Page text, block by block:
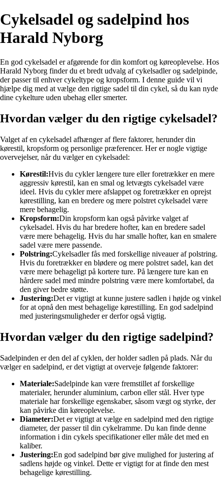
Cykelsadel og sadelpind hos
Harald Nyborg
En god cykelsadel er afgørende for din komfort og køreoplevelse. Hos
Harald Nyborg finder du et bredt udvalg af cykelsadler og sadelpinde,
der passer til enhver cykeltype og kropsform. I denne guide vil vi
hjælpe dig med at vælge den rigtige sadel til din cykel, så du kan nyde
dine cykelture uden ubehag eller smerter.
Hvordan vælger du den rigtige cykelsadel?
Valget af en cykelsadel afhænger af flere faktorer, herunder din
kørestil, kropsform og personlige præferencer. Her er nogle vigtige
overvejelser, når du vælger en cykelsadel:
Kørestil:Hvis du cykler længere ture eller foretrækker en mere
aggressiv kørestil, kan en smal og letvægts cykelsadel være
ideel. Hvis du cykler mere afslappet og foretrækker en oprejst
kørestilling, kan en bredere og mere polstret cykelsadel være
mere behagelig.
Kropsform:Din kropsform kan også påvirke valget af
cykelsadel. Hvis du har bredere hofter, kan en bredere sadel
være mere behagelig. Hvis du har smalle hofter, kan en smalere
sadel være mere passende.
Polstring:Cykelsadler fås med forskellige niveauer af polstring.
Hvis du foretrækker en blødere og mere polstret sadel, kan det
være mere behageligt på kortere ture. På længere ture kan en
hårdere sadel med mindre polstring være mere komfortabel, da
den giver bedre støtte.
Justering:Det er vigtigt at kunne justere sadlen i højde og vinkel
for at opnå den mest behagelige kørestilling. En god sadelpind
med justeringsmuligheder er derfor også vigtig.
Hvordan vælger du den rigtige sadelpind?
Sadelpinden er den del af cyklen, der holder sadlen på plads. Når du
vælger en sadelpind, er det vigtigt at overveje følgende faktorer:
Materiale:Sadelpinde kan være fremstillet af forskellige
materialer, herunder aluminium, carbon eller stål. Hver type
materiale har forskellige egenskaber, såsom vægt og styrke, der
kan påvirke din køreoplevelse.
Diameter:Det er vigtigt at vælge en sadelpind med den rigtige
diameter, der passer til din cykelramme. Du kan finde denne
information i din cykels specifikationer eller måle det med en
kaliber.
Justering:En god sadelpind bør give mulighed for justering af
sadlens højde og vinkel. Dette er vigtigt for at finde den mest
behagelige kørestilling.